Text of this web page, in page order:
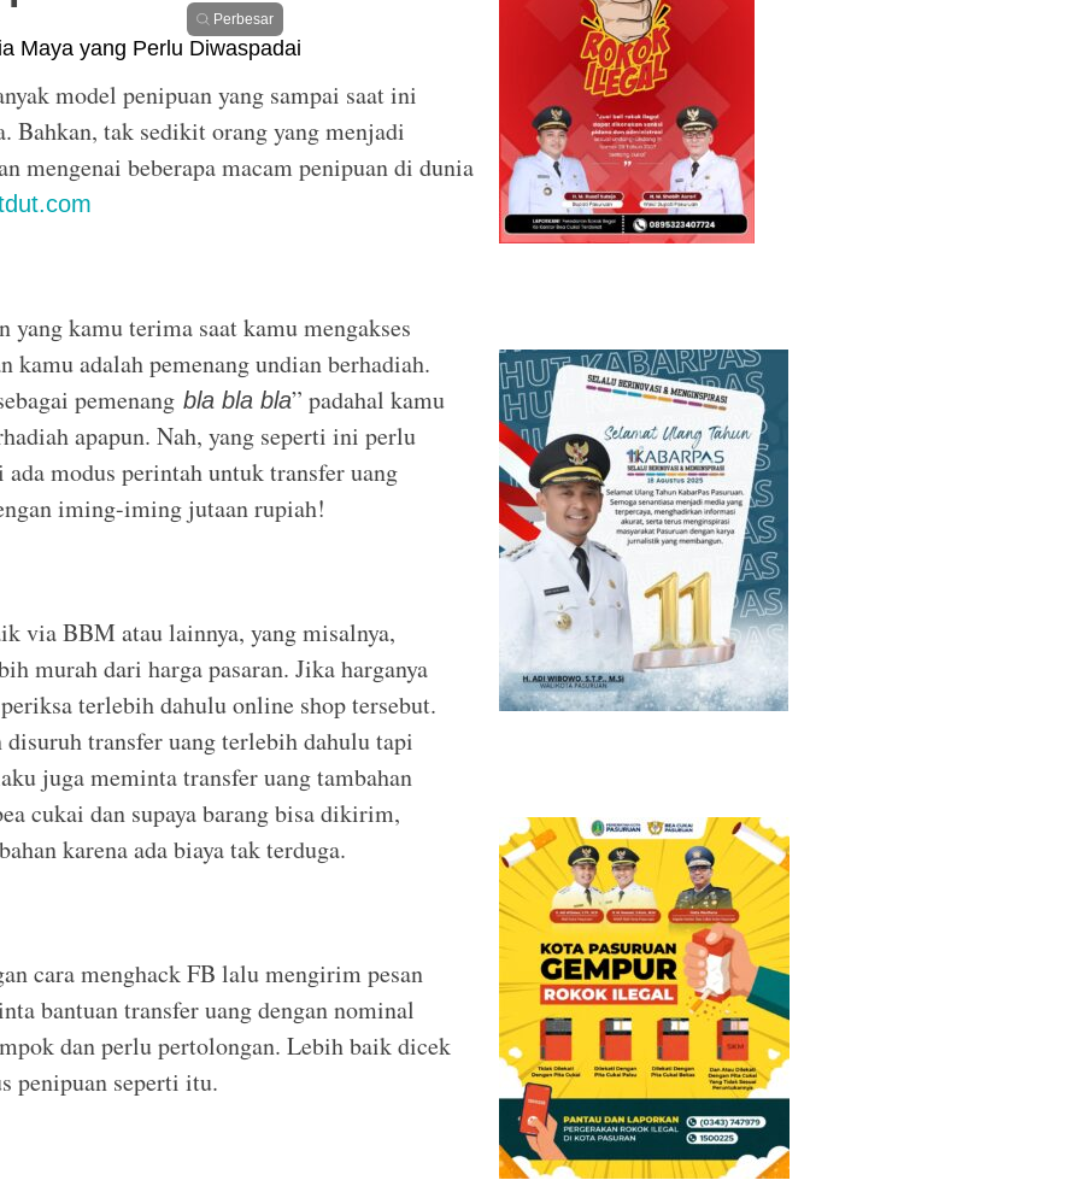
Perbesar
model penipuan yang sampai saat ini
Bahkan, tak sedikit orang yang menjadi
mengenai beberapa macam penipuan di dunia
yang kamu terima saat kamu mengakses
kamu adalah pemenang undian berhadiah.
pemenang bla bla bla” padahal kamu
apapun. Nah, yang seperti ini perlu
modus perintah untuk transfer uang
iming-iming jutaan rupiah!
via BBM atau lainnya, yang misalnya,
murah dari harga pasaran. Jika harganya
terlebih dahulu online shop tersebut.
transfer uang terlebih dahulu tapi
juga meminta transfer uang tambahan
cukai dan supaya barang bisa dikirim,
karena ada biaya tak terduga.
cara menghack FB lalu mengirim pesan
bantuan transfer uang dengan nominal
dan perlu pertolongan. Lebih baik dicek
penipuan seperti itu.